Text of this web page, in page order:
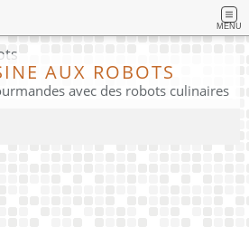
MENU
AUX ROBOTS
avec des robots culinaires